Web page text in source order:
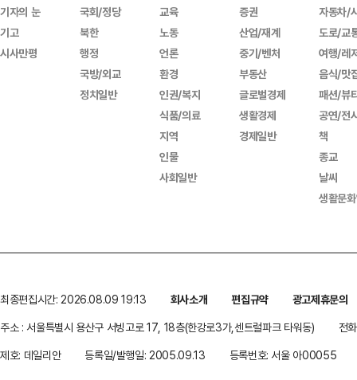
기자의 눈
기고
시사만평
국회/정당
북한
행정
국방/외교
정치일반
교육
노동
언론
환경
인권/복지
식품/의료
지역
인물
사회일반
증권
산업/재계
중기/벤처
부동산
글로벌경제
생활경제
경제일반
자동차/
도로/교
여행/레
음식/맛
패션/뷰
공연/전
책
종교
날씨
생활문
최종편집시간: 2026.08.09 19:13 회사소개 편집규약
광고제휴문의
주소 : 서울특별시 용산구 서빙고로 17, 18층(한강로3가,센트럴파크 타워동)
전
제호: 데일리안
등록일/발행일: 2005.09.13 등록번호: 서울 아00055